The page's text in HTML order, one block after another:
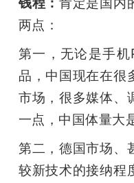
两点：
第一，无论是手
品，中国现在在很
市场，很多媒体、
一点，中国体量大
第二，德国市场、
较新技术的接纳程